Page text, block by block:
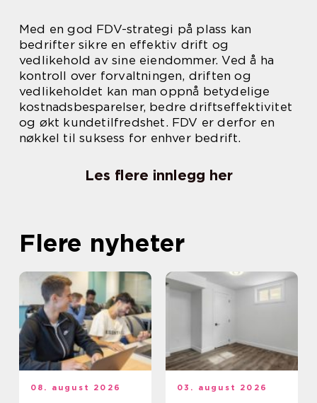
Med en god FDV-strategi på plass kan
bedrifter sikre en effektiv drift og
vedlikehold av sine eiendommer. Ved å ha
kontroll over forvaltningen, driften og
vedlikeholdet kan man oppnå betydelige
kostnadsbesparelser, bedre driftseffektivitet
og økt kundetilfredshet. FDV er derfor en
nøkkel til suksess for enhver bedrift.
Les flere innlegg her
Flere nyheter
08. august 2026 03. august 2026